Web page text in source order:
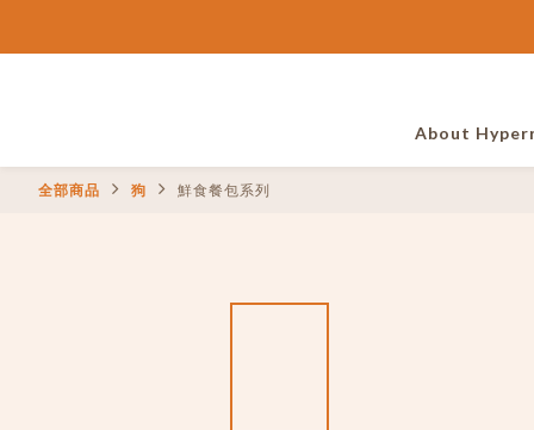
About
全部商品 狗 鮮食餐包系列